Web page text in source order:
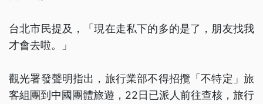
台北市民提及，「現在走私下的多的是了，朋友找我
才會去啦。」
觀光署發聲明指出，旅行業部不得招攬「不特定」旅
客組團到中國團體旅遊，22日已派人前往查核，旅行